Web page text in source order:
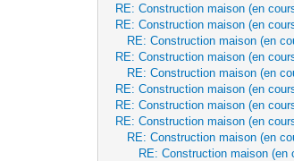
RE: Construction maison (en
RE: Construction maison (en
RE: Construction maison (en
RE: Construction maison (en
RE: Construction maison (en
RE: Construction maison (en
RE: Construction maison (en
RE: Construction maison (en
RE: Construction maison (en
RE: Construction maison (en